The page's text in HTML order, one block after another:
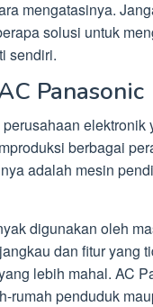
mengatasinya.
solusi untuk
sendiri.
Panasonic
elektronik
berbagai
adalah mesin
digunakan oleh
dan fitur yang
lebih mahal. AC
rumah penduduk